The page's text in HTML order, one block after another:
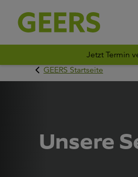
Jetzt Termin
GEERS Startseite
Unsere